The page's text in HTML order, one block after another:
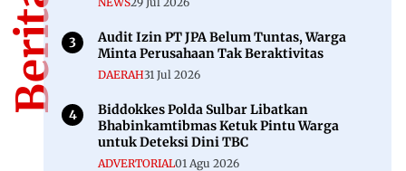
Audit Izin PT JPA Belum Tuntas, Warga
Minta Perusahaan Tak Beraktivitas
DAERAH31 Jul 2026
Biddokkes Polda Sulbar Libatkan
Bhabinkamtibmas Ketuk Pintu Warga
untuk Deteksi Dini TBC
ADVERTORIAL01 Agu 2026